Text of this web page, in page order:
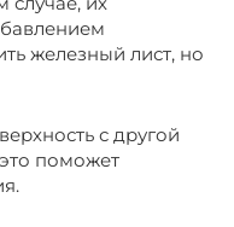
железный лист, но
с другой
поможет